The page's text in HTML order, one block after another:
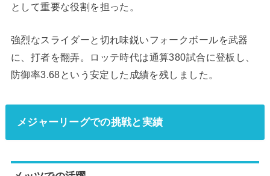
として重要な役割を担った。
強烈なスライダーと切れ味鋭いフォークボールを武器
に、打者を翻弄。ロッテ時代は通算380試合に登板し、
防御率3.68という安定した成績を残しました。
メジャーリーグでの挑戦と実績